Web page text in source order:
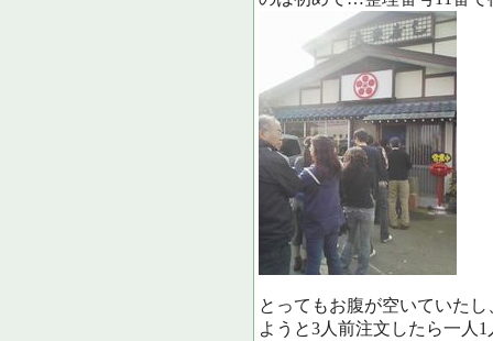
とってもお腹が空いていた
ようと3人前注文したら一人